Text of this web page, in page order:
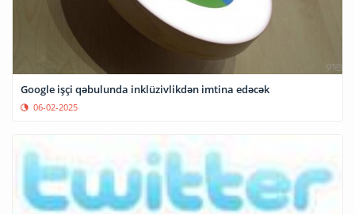
Google işçi qəbulunda inklüzivlikdən imtina edəcək
06-02-2025